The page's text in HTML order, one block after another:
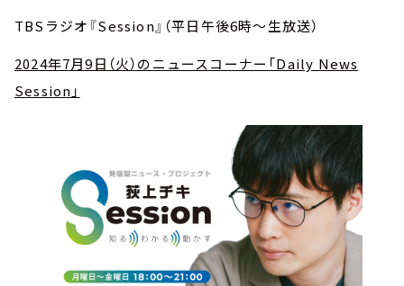
TBSラジオ『Session』（平日午後6時～生放送）
2024年7月9日（火）のニュースコーナー「Daily News
Session」